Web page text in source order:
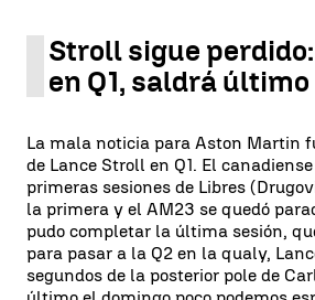
Stroll sigue
en Q1, saldrá último
La mala noticia para Aston Martin
de Lance Stroll en Q1. El
primeras sesiones de Libres
la primera y el AM23 se quedó
pudo completar la última sesión,
para pasar a la Q2 en la qualy,
segundos de la posterior pole de